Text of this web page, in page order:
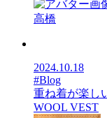
高橋
2024.10.18
#Blog
重ね着が楽し
WOOL VEST